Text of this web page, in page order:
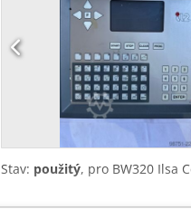
Stav: použitý, pro BW320 Ilsa